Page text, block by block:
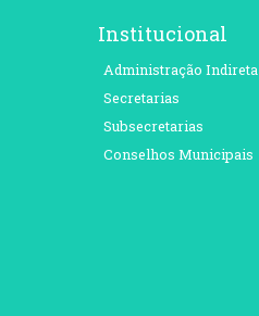
Institucional
Administração Indireta
Secretarias
Subsecretarias
Conselhos Municipais